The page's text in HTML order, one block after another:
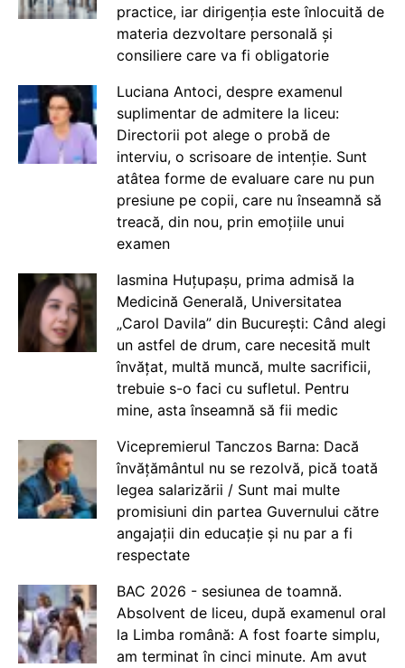
practice, iar dirigenția este înlocuită de
materia dezvoltare personală și
consiliere care va fi obligatorie
Luciana Antoci, despre examenul
suplimentar de admitere la liceu:
Directorii pot alege o probă de
interviu, o scrisoare de intenție. Sunt
atâtea forme de evaluare care nu pun
presiune pe copii, care nu înseamnă să
treacă, din nou, prin emoțiile unui
examen
Iasmina Huțupașu, prima admisă la
Medicină Generală, Universitatea
„Carol Davila” din București: Când alegi
un astfel de drum, care necesită mult
învățat, multă muncă, multe sacrificii,
trebuie s-o faci cu sufletul. Pentru
mine, asta înseamnă să fii medic
Vicepremierul Tanczos Barna: Dacă
învățământul nu se rezolvă, pică toată
legea salarizării / Sunt mai multe
promisiuni din partea Guvernului către
angajații din educație și nu par a fi
respectate
BAC 2026 - sesiunea de toamnă.
Absolvent de liceu, după examenul oral
la Limba română: A fost foarte simplu,
am terminat în cinci minute. Am avut